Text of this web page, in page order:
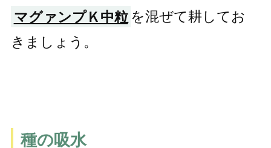
マグァンプＫ中粒 を混ぜて耕してお
きましょう。
種の吸水